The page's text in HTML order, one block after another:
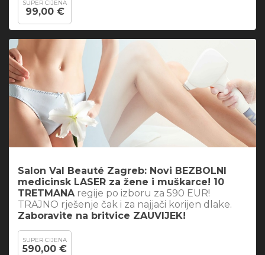
SUPER CIJENA
99,00 €
Salon Val Beauté Zagreb: Novi BEZBOLNI
medicinsk LASER za žene i muškarce! 10
TRETMANA regije po izboru za 590 EUR!
TRAJNO rješenje čak i za najjači korijen dlake.
Zaboravite na britvice ZAUVIJEK!
SUPER CIJENA
590,00 €